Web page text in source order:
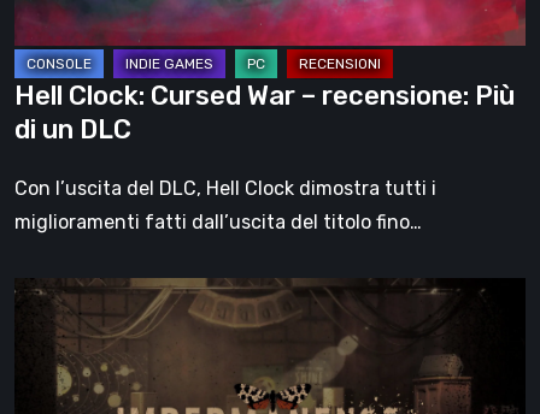
di
un
DLC
Hell Clock: Cursed War – recensione: Più
di un DLC
Con l’uscita del DLC, Hell Clock dimostra tutti i
miglioramenti fatti dall’uscita del titolo fino…
Impermanence:
costruire
santuario